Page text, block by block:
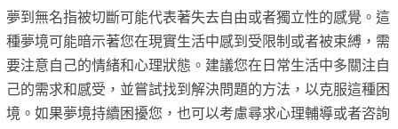
夢到無名指被切斷可能代表著失去自由或者獨立性的感覺。這
種夢境可能暗示著您在現實生活中感到受限制或者被束縛，需
要注意自己的情緒和心理狀態。建議您在日常生活中多關注自
己的需求和感受，並嘗試找到解決問題的方法，以克服這種困
境。如果夢境持續困擾您，也可以考慮尋求心理輔導或者咨詢